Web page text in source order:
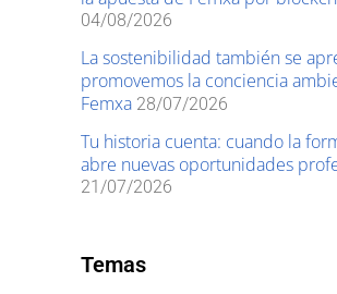
04/08/2026
La sostenibilidad también se
promovemos la conciencia
Femxa 28/07/2026
Tu historia cuenta: cuando la
abre nuevas oportunidades
21/07/2026
Temas